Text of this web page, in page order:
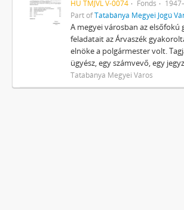
HU TMJVL V-0074 Fonds
Part ofTatabánya Megyei Jogú
A megyei városban az elsőfokú
feladatait az Árvaszék
elnöke a polgármester volt.
ügyész, egy számvevő, egy
Tatabánya Megyei Város